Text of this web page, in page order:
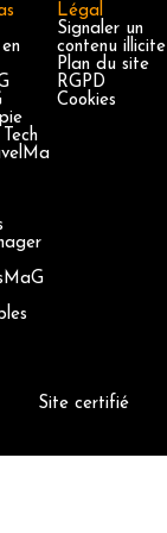
Légal
Signaler un
contenu illicite
Plan du site
RGPD
Cookies
Site certifié